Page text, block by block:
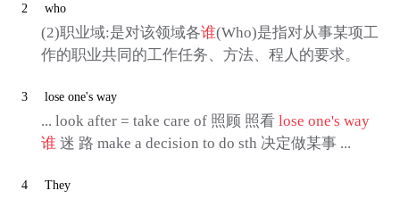
2 who
(2)职业域:是对该领域各谁(Who)是指对从事某项工
作的职业共同的工作任务、方法、程人的要求。
3 lose one's way
... look after = take care of 照顾 照看 lose one's way
谁 迷 路 make a decision to do sth 决定做某事 ...
4 They